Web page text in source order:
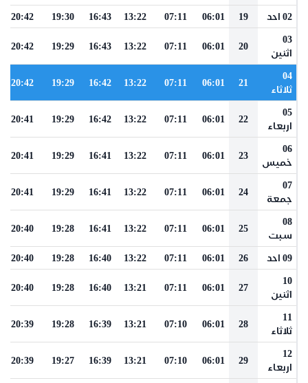
02 احد 19
06:01
07:11
13:22
16:43
19:30
20:42
03
اثنين
20
06:01
07:11
13:22
16:43
19:29
20:42
04
ثلاثاء
21
06:01
07:11
13:22
16:42
19:29
20:42
05
اربعاء
22
06:01
07:11
13:22
16:42
19:29
20:41
06
خميس
23
06:01
07:11
13:22
16:41
19:29
20:41
07
جمعة
24
06:01
07:11
13:22
16:41
19:29
20:41
08
سبت
25
06:01
07:11
13:22
16:41
19:28
20:40
09 احد 26
06:01
07:11
13:22
16:40
19:28
20:40
10
اثنين
27
06:01
07:11
13:21
16:40
19:28
20:40
11
ثلاثاء
28
06:01
07:10
13:21
16:39
19:28
20:39
12
اربعاء
29
06:01
07:10
13:21
16:39
19:27
20:39